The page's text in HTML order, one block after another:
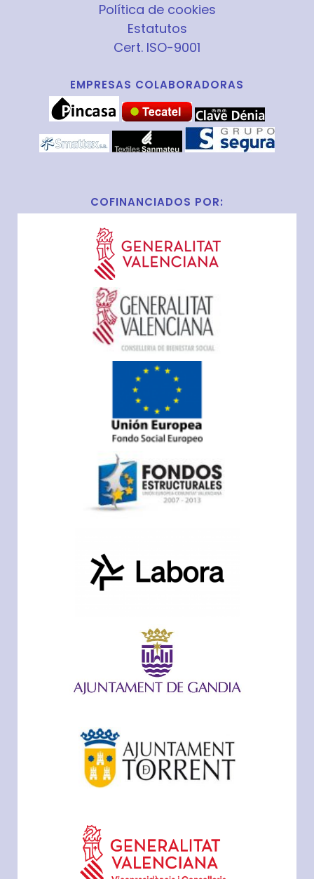
Política de cookies
Estatutos
Cert. ISO-9001
EMPRESAS COLABORADORAS
COFINANCIADOS POR: